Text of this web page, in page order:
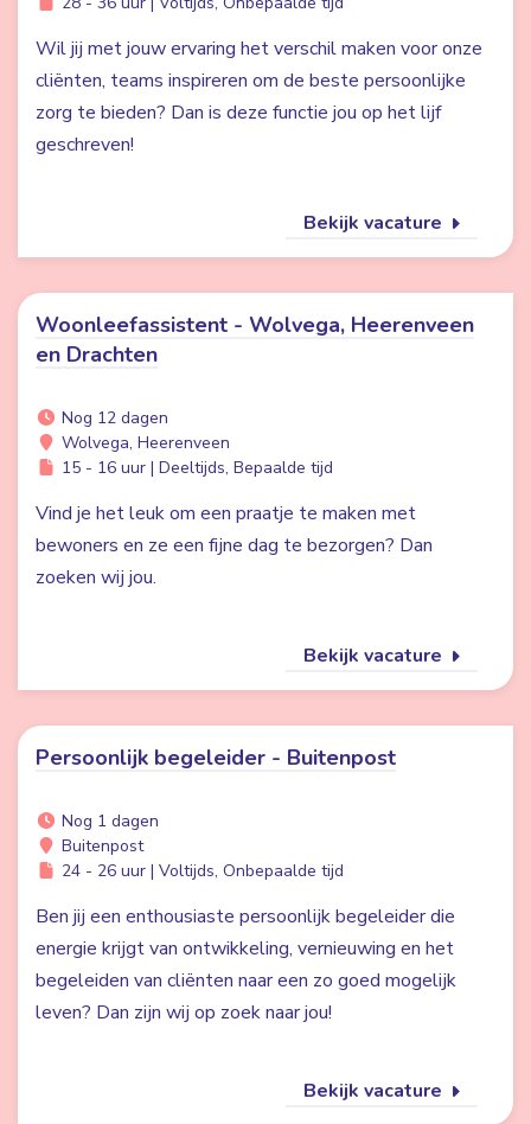
Wil jij met jouw ervaring het verschil maken voor onze
cliënten, teams inspireren om de beste persoonlijke
zorg te bieden? Dan is deze functie jou op het lijf
geschreven!
Bekijk vacature
Woonleefassistent - Wolvega, Heerenveen
en Drachten
Nog 12 dagen
Wolvega, Heerenveen
15 - 16 uur | Deeltijds, Bepaalde tijd
Vind je het leuk om een praatje te maken met
bewoners en ze een fijne dag te bezorgen? Dan
zoeken wij jou.
Bekijk vacature
Persoonlijk begeleider - Buitenpost
Nog 1 dagen
Buitenpost
24 - 26 uur | Voltijds, Onbepaalde tijd
Ben jij een enthousiaste persoonlijk begeleider die
energie krijgt van ontwikkeling, vernieuwing en het
begeleiden van cliënten naar een zo goed mogelijk
leven? Dan zijn wij op zoek naar jou!
Bekijk vacature